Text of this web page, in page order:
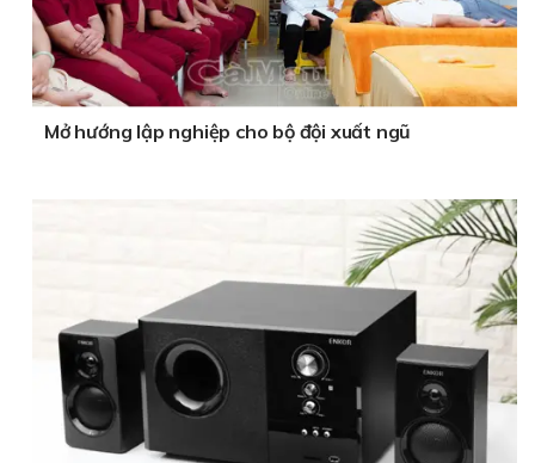
Mở hướng lập nghiệp cho bộ đội xuất ngũ